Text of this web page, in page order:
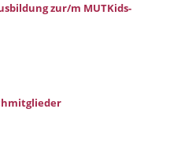
zur/m MUTKids-